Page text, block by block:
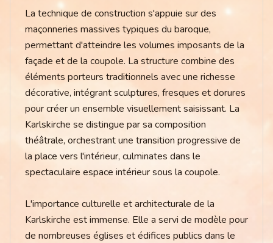
La technique de construction s'appuie sur des
maçonneries massives typiques du baroque,
permettant d'atteindre les volumes imposants de la
façade et de la coupole. La structure combine des
éléments porteurs traditionnels avec une richesse
décorative, intégrant sculptures, fresques et dorures
pour créer un ensemble visuellement saisissant. La
Karlskirche se distingue par sa composition
théâtrale, orchestrant une transition progressive de
la place vers l'intérieur, culminates dans le
spectaculaire espace intérieur sous la coupole.
L'importance culturelle et architecturale de la
Karlskirche est immense. Elle a servi de modèle pour
de nombreuses églises et édifices publics dans le